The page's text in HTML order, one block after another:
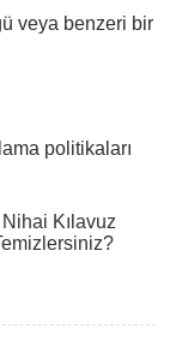
veya benzeri bir
politikaları
Kılavuz